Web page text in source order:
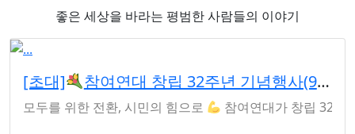
좋은 세상을 바라는 평범한 사람들의 이야기
[초대] 참여연대 창립 32주년 기념행사(9/8 화)
모두를 위한 전환, 시민의 힘으로 참여연대가 창립 32주